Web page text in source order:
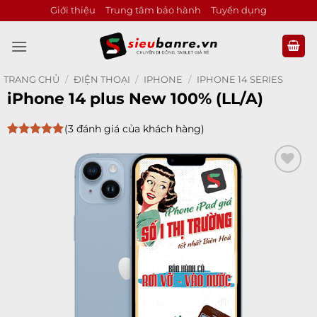
qua
nội
Giới thiệu Trung tâm bảo hành Tuyển dụng
TRANG CHỦ / ĐIỆN THOẠI / IPHONE / IPHONE 14 SERIES
iPhone 14 plus New 100% (LL/A)
(3đánh giá của khách hàng)